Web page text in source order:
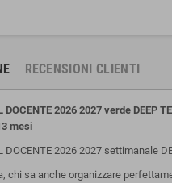
RECENSIONI CLIENTI
DOCENTE 2026 2027 verde DEEP
mesi
DOCENTE 2026 2027 settimanale
chi sa anche organizzare